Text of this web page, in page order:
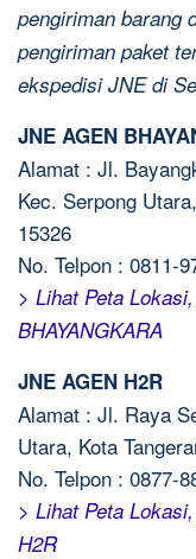
pengiriman barang
pengiriman paket
ekspedisi JNE di
JNE AGEN
Alamat : Jl.
Kec. Serpong
15326
No. Telpon : 0811-
> Lihat Peta
BHAYANGKARA
JNE AGEN H2R
Alamat : Jl. Raya
Utara, Kota
No. Telpon : 0877-
> Lihat Peta
H2R